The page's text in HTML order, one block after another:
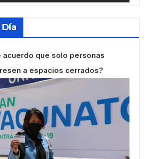
acuerdo que solo personas
a espacios cerrados?